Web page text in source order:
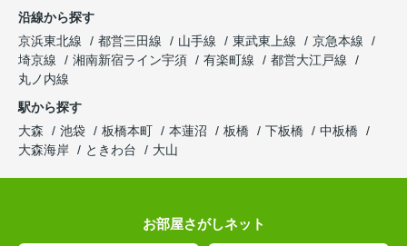
沿線から探す
京浜東北線
都営三田線 山手線 東武東上線
京急本線
埼京線
湘南新宿ライン宇須 有楽町線
都営大江戸線
丸ノ内線
駅から探す
大森
池袋 板橋本町 本蓮沼 板橋 下板橋
中板橋
大森海岸
ときわ台 大山
お部屋さがしネット